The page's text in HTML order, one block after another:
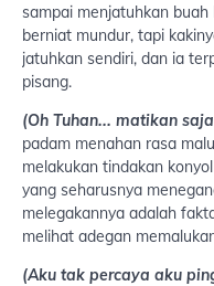
sampai menjatuhkan buah
berniat mundur, tapi
jatuhkan sendiri, dan ia
pisang.
(Oh Tuhan... matikan
padam menahan rasa
melakukan tindakan
yang seharusnya
melegakannya adalah
melihat adegan
(Aku tak percaya aku